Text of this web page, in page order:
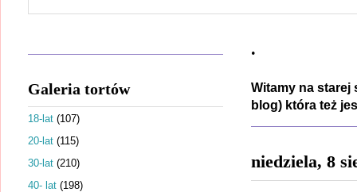
.
Witamy na starej
blog) która też
niedziela, 8
Galeria tortów
18-lat (107)
20-lat (115)
30-lat (210)
40- lat (198)